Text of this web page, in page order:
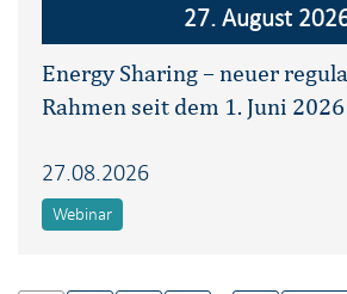
27. August
Energy Sharing – neuer
Rahmen seit dem 1. Juni 2026
27.08.2026
Webinar